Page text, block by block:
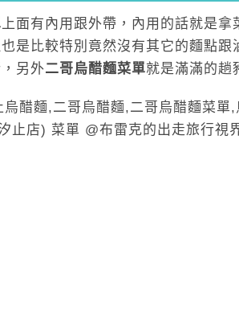
上面有內用跟外帶，內用的話就是
是比較特別竟然沒有其它的麵點
另外二哥烏醋麵菜單就是滿滿的趟